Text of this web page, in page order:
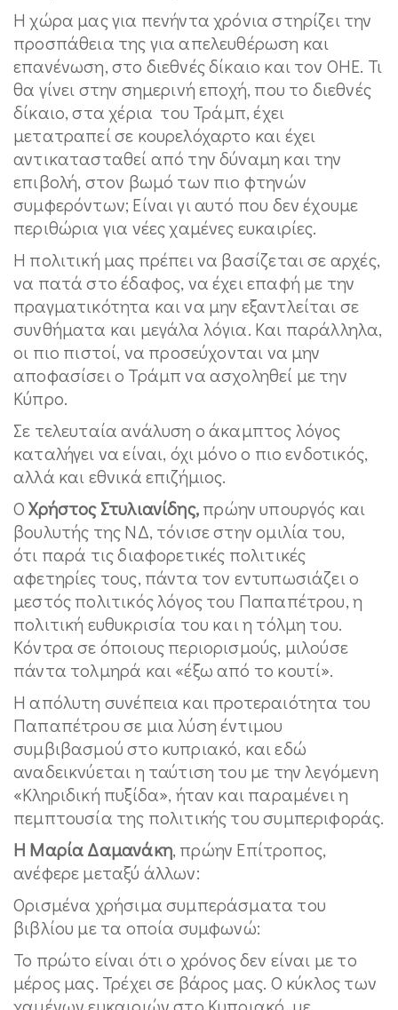
Η χώρα μας για πενήντα χρόνια στηρίζει την
προσπάθεια της για απελευθέρωση και
επανένωση, στο διεθνές δίκαιο και τον ΟΗΕ. Τι
θα γίνει στην σημερινή εποχή, που το διεθνές
δίκαιο, στα χέρια του Τράμπ, έχει
μετατραπεί σε κουρελόχαρτο και έχει
αντικατασταθεί από την δύναμη και την
επιβολή, στον βωμό των πιο φτηνών
συμφερόντων; Είναι γι αυτό που δεν έχουμε
περιθώρια για νέες χαμένες ευκαιρίες.
Η πολιτική μας πρέπει να βασίζεται σε αρχές,
να πατά στο έδαφος, να έχει επαφή με την
πραγματικότητα και να μην εξαντλείται σε
συνθήματα και μεγάλα λόγια. Και παράλληλα,
οι πιο πιστοί, να προσεύχονται να μην
αποφασίσει ο Τράμπ να ασχοληθεί με την
Κύπρο.
Σε τελευταία ανάλυση ο άκαμπτος λόγος
καταλήγει να είναι, όχι μόνο ο πιο ενδοτικός,
αλλά και εθνικά επιζήμιος.
ΟΧρήστος Στυλιανίδης,πρώην υπουργός και
βουλυτής της ΝΔ, τόνισε στην ομιλία του,
ότι παρά τις διαφορετικές πολιτικές
αφετηρίες τους, πάντα τον εντυπωσιάζει ο
μεστός πολιτικός λόγος του Παπαπέτρου, η
πολιτική ευθυκρισία του και η τόλμη του.
Κόντρα σε όποιους περιορισμούς, μιλούσε
πάντα τολμηρά και «έξω από το κουτί».
Η απόλυτη συνέπεια και προτεραιότητα του
Παπαπέτρου σε μια λύση έντιμου
συμβιβασμού στο κυπριακό, και εδώ
αναδεικνύεται η ταύτιση του με την λεγόμενη
«Κληριδική πυξίδα», ήταν και παραμένει η
πεμπτουσία της πολιτικής του συμπεριφοράς.
Η Μαρία Δαμανάκη, πρώην Επίτροπος,
ανέφερε μεταξύ άλλων:
Ορισμένα χρήσιμα συμπεράσματα του
βιβλίου με τα οποία συμφωνώ:
Το πρώτο είναι ότι ο χρόνος δεν είναι με το
μέρος μας. Τρέχει σε βάρος μας. Ο κύκλος των